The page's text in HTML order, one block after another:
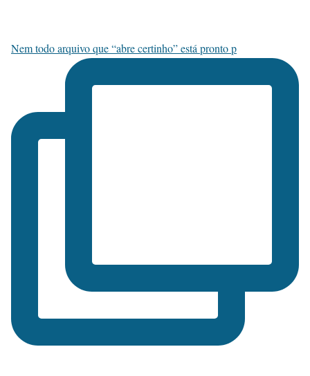
Nem todo arquivo que “abre certinho” está pronto p